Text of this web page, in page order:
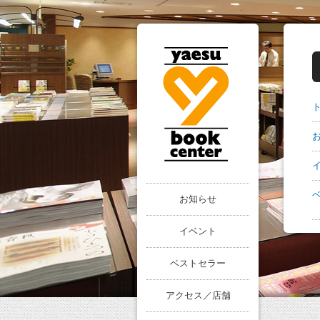
お知らせ
イベント
ベストセラー
アクセス／店舗